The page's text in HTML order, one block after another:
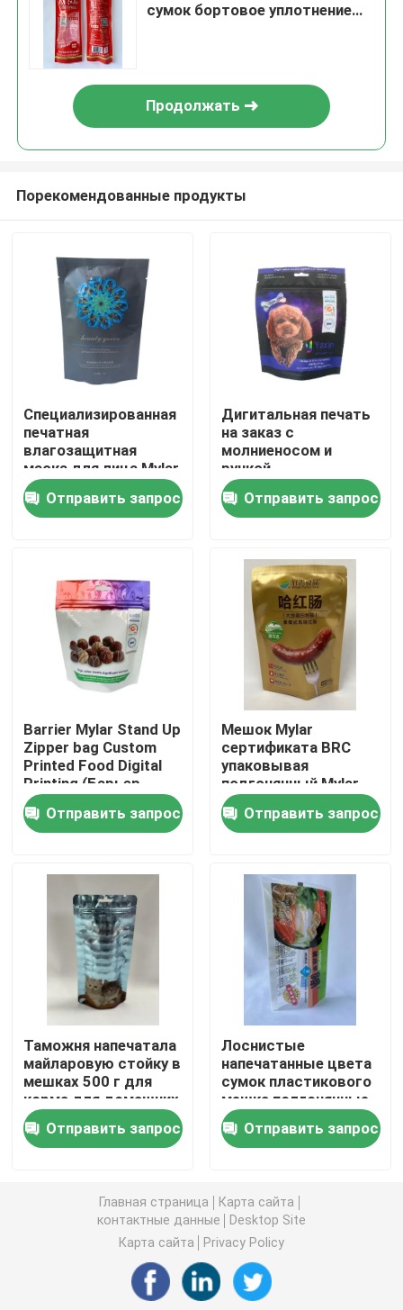
Продукты
О нас
Проверка качества
Свяжитесь мы
Новости
Случаи
Мешочек для упаковки носика
Пакет для упаковки кофе
Прокатанный упаковывая Rolls
Пакеты с плоским дном
Сумка в упаковке жидкости коробки
Мешки корма для домашних животных упаковывая
Бумажные упаковочные пакеты
сумок бортовое уплотнение
Продолжать
Порекомендованные продукты
Специализированная
печатная
влагозащитная
маска для лица Mylar
Stand Up Pouch
Отправить запрос
Дигитальная печать
на заказ с
молниеносом и
ручкой
Отправить запрос
Barrier Mylar Stand Up
Zipper bag Custom
Printed Food Digital
Printing (Барьер
Майлар Стоять
вверх Zipper bag на
заказ Пищевая
Отправить запрос
Мешок Mylar
сертификата BRC
упаковывая
подгонянный Mylar
стоит вверх мешок
Отправить запрос
Таможня напечатала
майларовую стойку в
мешках 500 г для
корма для домашних
животных
Отправить запрос
Лоснистые
напечатанные цвета
сумок пластикового
мешка подгонянные
с задним
запечатыванием
Отправить запрос
Главная страница
Карта сайта
контактные данные
Desktop Site
Карта сайта
Privacy Policy